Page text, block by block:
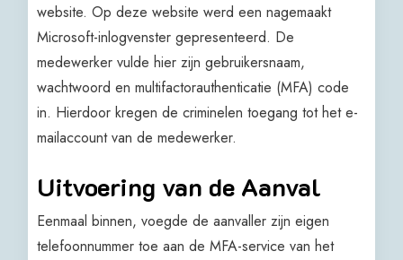
website. Op deze website werd een nagemaakt
Microsoft-inlogvenster gepresenteerd. De
medewerker vulde hier zijn gebruikersnaam,
wachtwoord en multifactorauthenticatie (MFA) code
in. Hierdoor kregen de criminelen toegang tot het e-
mailaccount van de medewerker.
Uitvoering van de Aanval
Eenmaal binnen, voegde de aanvaller zijn eigen
telefoonnummer toe aan de MFA-service van het